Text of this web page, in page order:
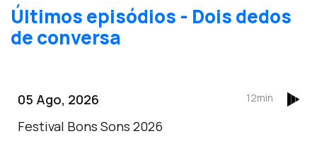
Últimos episódios - Dois dedos
de conversa
05 Ago, 2026
Festival Bons Sons 2026
12min